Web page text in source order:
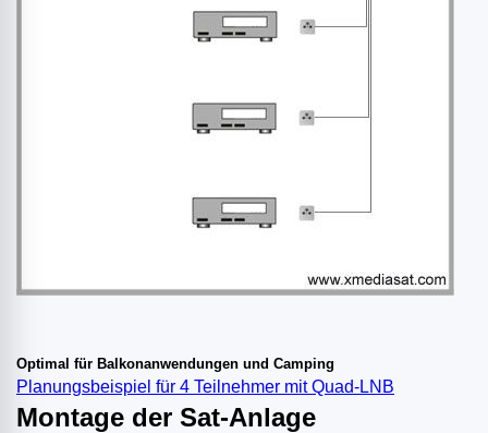
Optimal für Balkonanwendungen und Camping
Planungsbeispiel für 4 Teilnehmer mit Quad-LNB
Montage der Sat-Anlage